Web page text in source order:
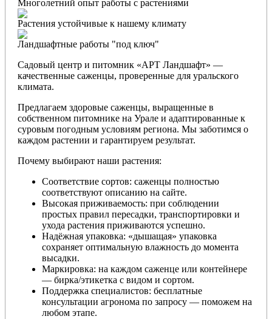
Многолетний опыт работы с растениями
Растения устойчивые к нашему климату
Ландшафтные работы "под ключ"
Садовый центр и питомник «АРТ Ландшафт» —
качественные саженцы, проверенные для уральского
климата.
Предлагаем здоровые саженцы, выращенные в
собственном питомнике на Урале и адаптированные к
суровым погодным условиям региона. Мы заботимся о
каждом растении и гарантируем результат.
Почему выбирают наши растения:
Соответствие сортов: саженцы полностью
соответствуют описанию на сайте.
Высокая приживаемость: при соблюдении
простых правил пересадки, транспортировки и
ухода растения приживаются успешно.
Надёжная упаковка: «дышащая» упаковка
сохраняет оптимальную влажность до момента
высадки.
Маркировка: на каждом саженце или контейнере
— бирка/этикетка с видом и сортом.
Поддержка специалистов: бесплатные
консультации агронома по запросу — поможем на
любом этапе.